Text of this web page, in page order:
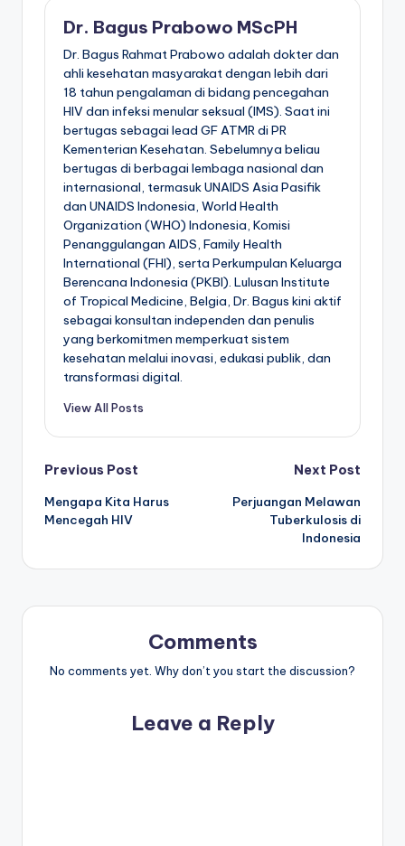
Dr. Bagus Prabowo MScPH
Dr. Bagus Rahmat Prabowo adalah dokter dan
ahli kesehatan masyarakat dengan lebih dari
18 tahun pengalaman di bidang pencegahan
HIV dan infeksi menular seksual (IMS). Saat ini
bertugas sebagai lead GF ATMR di PR
Kementerian Kesehatan. Sebelumnya beliau
bertugas di berbagai lembaga nasional dan
internasional, termasuk UNAIDS Asia Pasifik
dan UNAIDS Indonesia, World Health
Organization (WHO) Indonesia, Komisi
Penanggulangan AIDS, Family Health
International (FHI), serta Perkumpulan Keluarga
Berencana Indonesia (PKBI). Lulusan Institute
of Tropical Medicine, Belgia, Dr. Bagus kini aktif
sebagai konsultan independen dan penulis
yang berkomitmen memperkuat sistem
kesehatan melalui inovasi, edukasi publik, dan
transformasi digital.
View All Posts
Post
navigation
Previous Post
Mengapa Kita Harus
Mencegah HIV
Next Post
Perjuangan Melawan
Tuberkulosis di
Indonesia
Comments
No comments yet. Why don’t you start the discussion?
Leave a Reply